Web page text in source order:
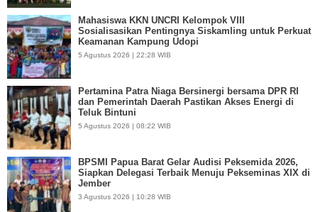
Mahasiswa KKN UNCRI Kelompok VIII
Sosialisasikan Pentingnya Siskamling untuk Perkuat
Keamanan Kampung Udopi
5 Agustus 2026 | 22:28 WIB
Pertamina Patra Niaga Bersinergi bersama DPR RI
dan Pemerintah Daerah Pastikan Akses Energi di
Teluk Bintuni
5 Agustus 2026 | 08:22 WIB
BPSMI Papua Barat Gelar Audisi Peksemida 2026,
Siapkan Delegasi Terbaik Menuju Pekseminas XIX di
Jember
3 Agustus 2026 | 10:28 WIB